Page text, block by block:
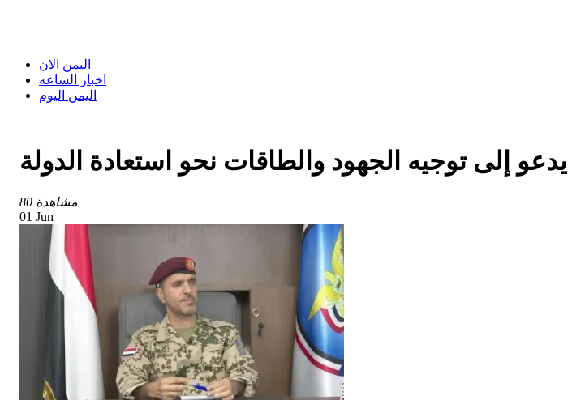
اليمن الان
اخبار الساعه
اليمن اليوم
إلى توجيه الجهود والطاقات نحو استعادة الدولة
80 مشاهدة
01 Jun